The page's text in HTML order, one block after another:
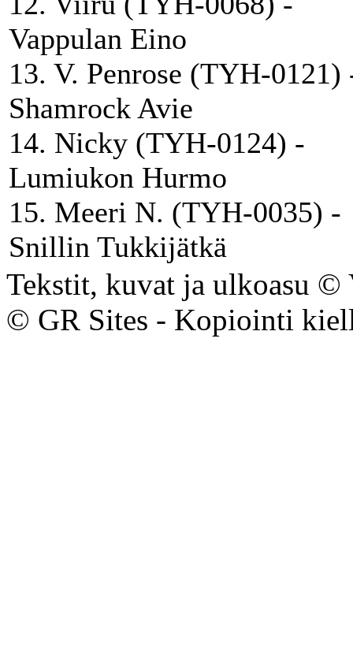
Vappulan Eino
13. V. Penrose (TYH-0121)
Shamrock Avie
14. Nicky (TYH-0124) -
Lumiukon Hurmo
15. Meeri N. (TYH-0035) -
Snillin Tukkijätkä
Tekstit, kuvat ja ulkoasu
© GR Sites - Kopiointi